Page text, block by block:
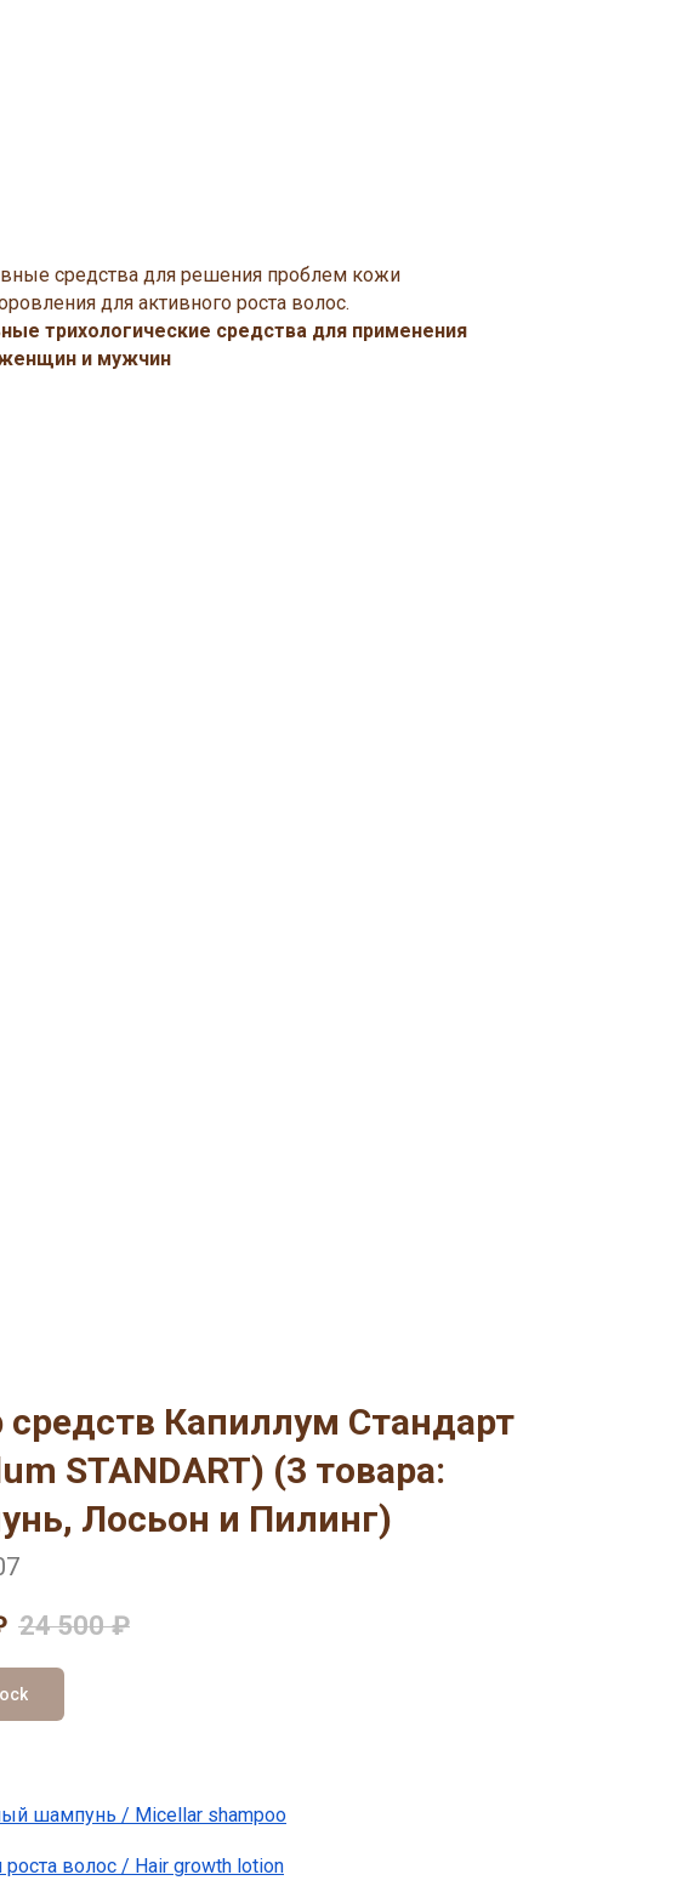
средства для решения проблем кожи
для активного роста волос.
трихологические средства для применения
женщин и мужчин
средств Капиллум Стандарт
STANDART) (3 товара:
Лосьон и Пилинг)
24 500 ₽
шампунь / Micellar shampoo
волос / Hair growth lotion